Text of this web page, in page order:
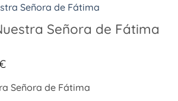
Señora de Fátima
El
precio
actual
Señora de Fátima